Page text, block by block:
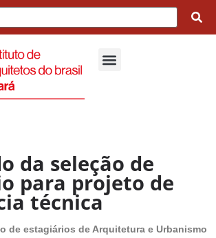
da seleção de
para projeto de
técnica
de estagiários de Arquitetura e Urbanismo